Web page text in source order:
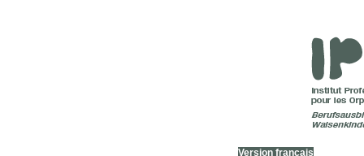
Version français